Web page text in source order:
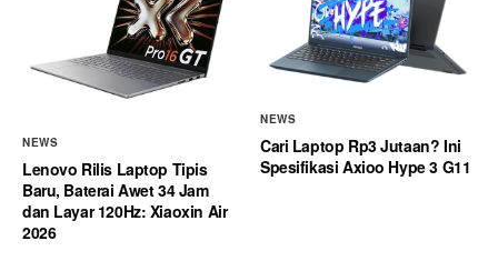
NEWS
Lenovo Rilis Laptop Tipis
Baru, Baterai Awet 34 Jam
dan Layar 120Hz: Xiaoxin Air
2026
NEWS
Cari Laptop Rp3 Jutaan? Ini
Spesifikasi Axioo Hype 3 G11